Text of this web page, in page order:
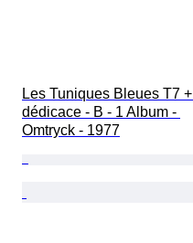
Les Tuniques Bleues T7 +
dédicace - B - 1 Album -
Omtryck - 1977